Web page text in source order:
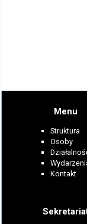
Menu
Struktura
Osoby
Kontakt